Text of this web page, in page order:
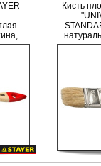
25мм
Кисть